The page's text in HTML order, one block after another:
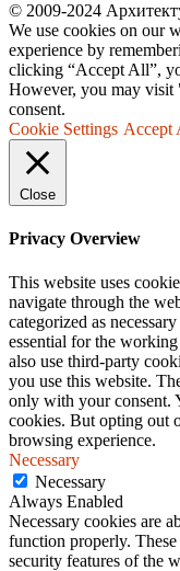
© 2009-2024
We use cookies on our
experience by
clicking “Accept All”,
However, you may visit
consent.
Cookie Settings Accept
Close
Privacy Overview
This website uses
navigate through the
categorized as
essential for the
also use third-party
you use this website.
only with your consent.
cookies. But opting out
browsing experience.
Necessary
Necessary
Always Enabled
Necessary cookies are
function properly.
security features of the